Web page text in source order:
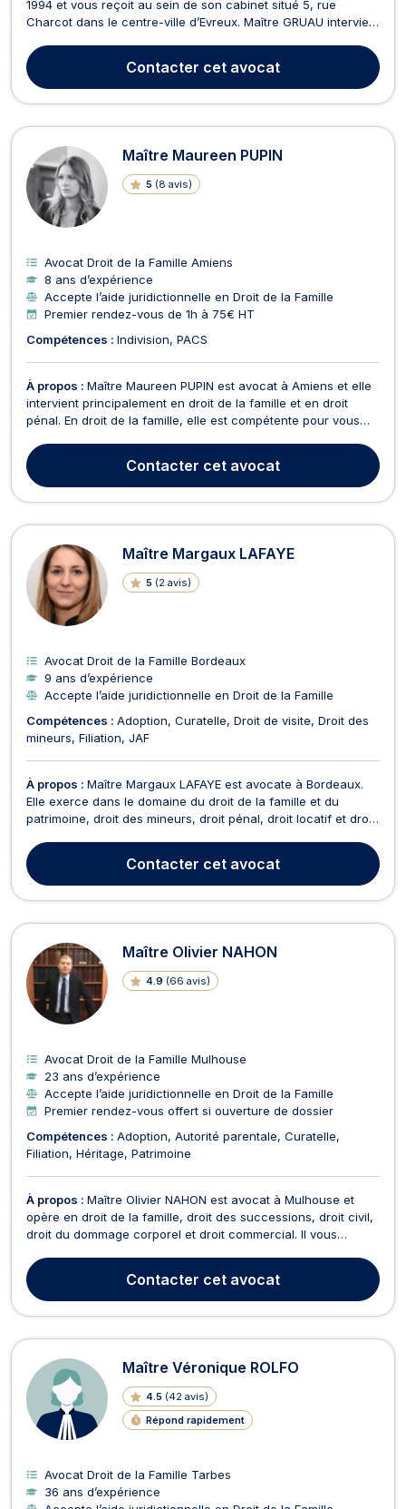
1994 et vous reçoit au sein de son cabinet situé 5, rue
Charcot dans le centre-ville d’Evreux. Maître GRUAU intervient
pension alimentaire, droit de visite et d’hébergement) mais
aussi en droit des successions et dans...
Contacter cet avocat
Maître Maureen PUPIN
5 (8 avis)
Avocat Droit de la Famille Amiens
8 ans d’expérience
Accepte l’aide juridictionnelle en Droit de la Famille
Premier rendez-vous de 1h à 75€ HT
Compétences : Indivision PACS
À propos : Maître Maureen PUPIN est avocat à Amiens et elle
intervient principalement en droit de la famille et en droit
pénal. En droit de la famille, elle est compétente pour vous
disponible si vous souhaitez obtenir des informations sur les
procédures possibles : divorce pour ...
Contacter cet avocat
Maître Margaux LAFAYE
5 (2 avis)
Avocat Droit de la Famille Bordeaux
9 ans d’expérience
Accepte l’aide juridictionnelle en Droit de la Famille
Compétences : Adoption Curatelle Droit de visite Droit des
mineurs Filiation JAF
À propos : Maître Margaux LAFAYE est avocate à Bordeaux.
Elle exerce dans le domaine du droit de la famille et du
patrimoine, droit des mineurs, droit pénal, droit locatif et droit
LAFAYE est une avocate professionnelle, mais également une
pédagogue. Elle conseille ses client...
Contacter cet avocat
Maître Olivier NAHON
4.9 (66 avis)
Avocat Droit de la Famille Mulhouse
23 ans d’expérience
Accepte l’aide juridictionnelle en Droit de la Famille
Premier rendez-vous offert si ouverture de dossier
Compétences : Adoption Autorité parentale Curatelle
Filiation Héritage Patrimoine
À propos : Maître Olivier NAHON est avocat à Mulhouse et
opère en droit de la famille, droit des successions, droit civil,
droit du dommage corporel et droit commercial. Il vous
telles que les divorces, les séparations, les PACS, les
successions, tutelle, la définition de l'auto...
Contacter cet avocat
Maître Véronique ROLFO
4.5 (42 avis)
Répond rapidement
Avocat Droit de la Famille Tarbes
36 ans d’expérience